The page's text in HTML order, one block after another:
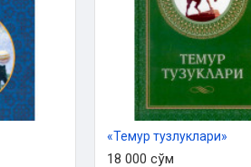
«Темур тузлуклари»
18 000 сўм